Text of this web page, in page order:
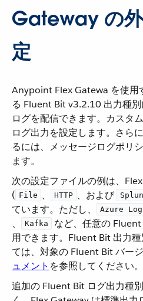
Gateway の
定
Anypoint Flex Gatewa を使用
る Fluent Bit v3.2.10 出力種
ログを配信できます。カスタ
ログ出力を設定します。さら
るには、メッセージログポリ
ます。
次の設定ファイルの例は、
(​ File ​、​ HTTP ​、および ​
ています。ただし、​
Azure
、​
Kafka
など、任意の
用できます。Fluent Bit 出力
ては、対象の Fluent Bit バー
ュメント ​を参照してください。
追加の Fluent Bit ログ出力種